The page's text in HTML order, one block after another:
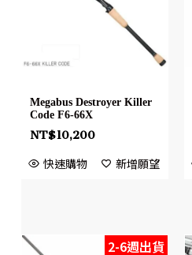
Megabus Destroyer Killer
Code F6-66X
NT$10,200
快速購物 新增願望
2-6週出貨